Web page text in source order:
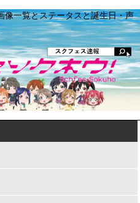
像一覧とステータスと誕生日・声